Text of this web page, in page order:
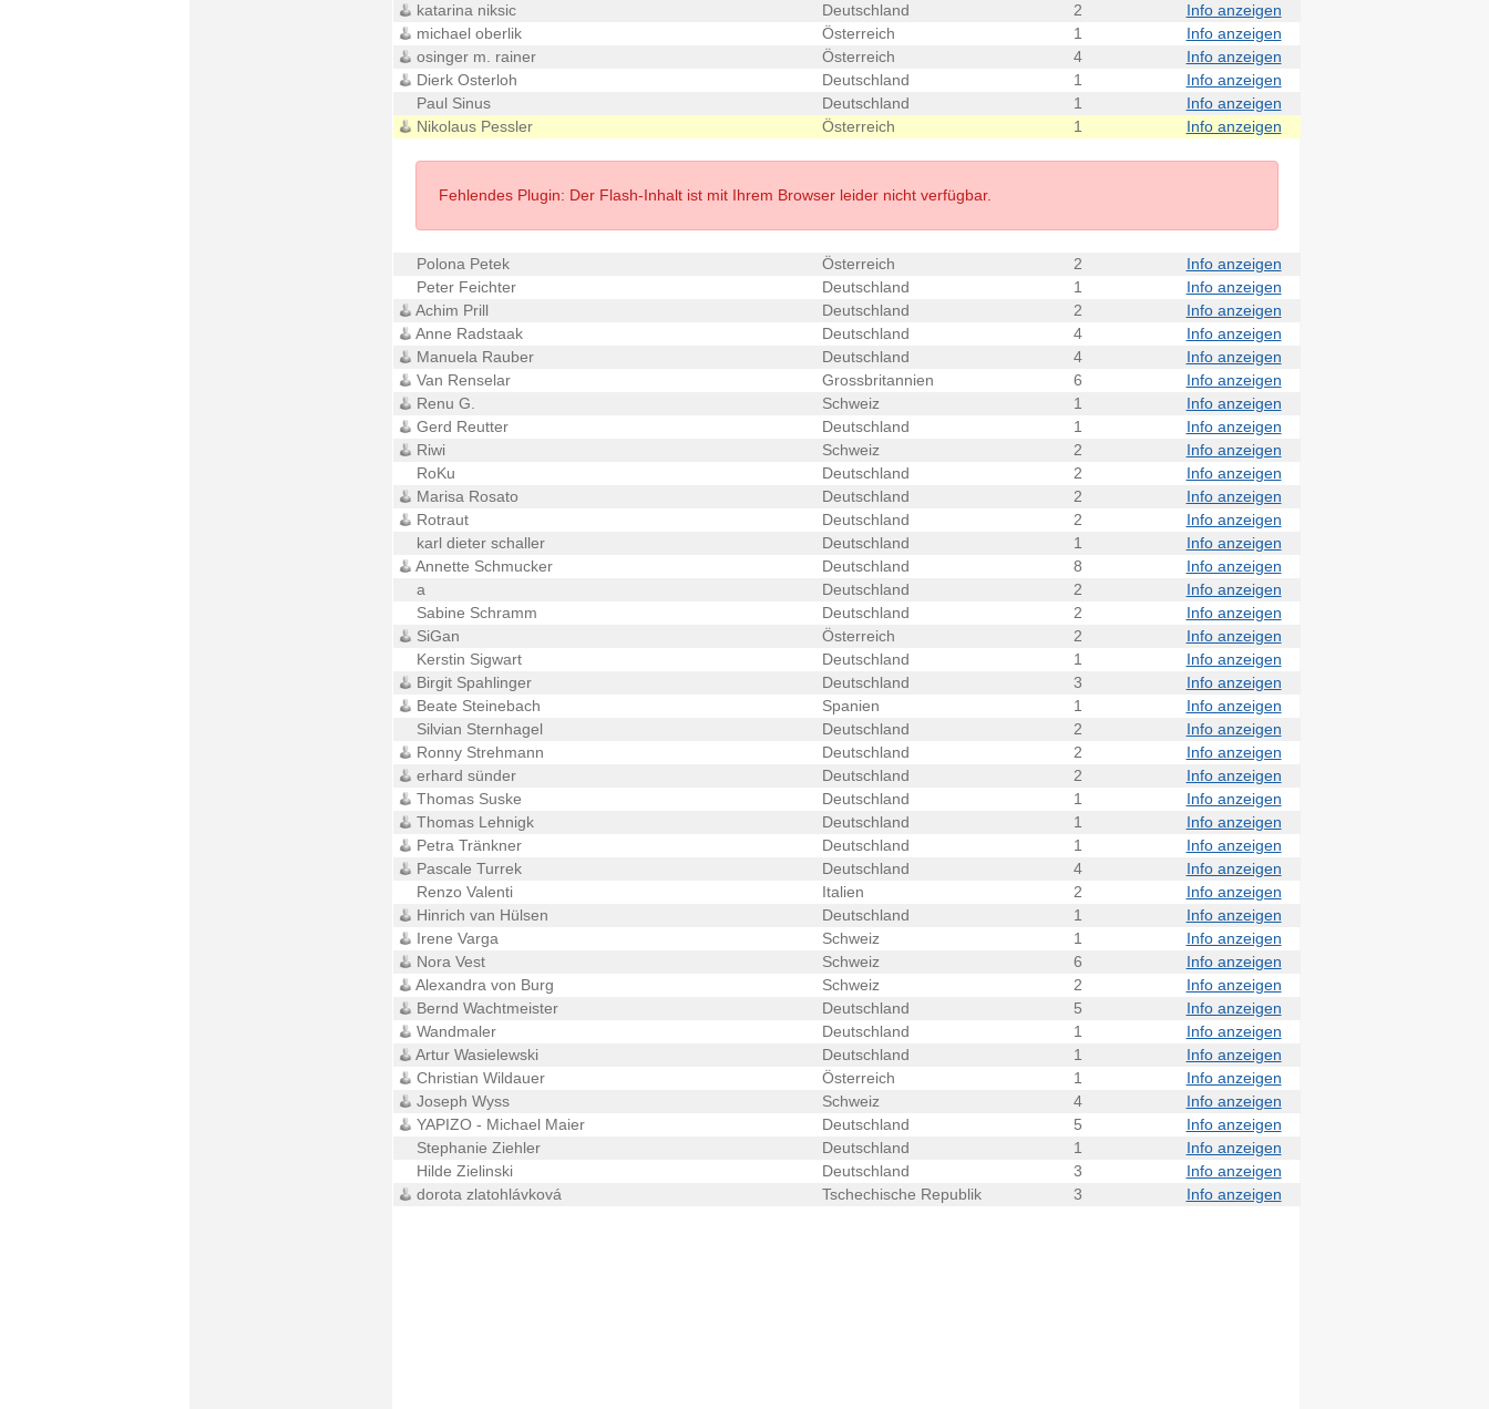
katarina niksic
Deutschland 2
Info anzeigen
michael oberlik
Österreich 1
Info anzeigen
osinger m. rainer
Österreich 4
Info anzeigen
Dierk Osterloh
Deutschland 1
Info anzeigen
Paul Sinus
Deutschland 1
Info anzeigen
Nikolaus Pessler
Österreich 1 Info anzeigen
Fehlendes Plugin: Der Flash-Inhalt ist mit Ihrem Browser leider nicht verfügbar.
Polona Petek Österreich 2
Info anzeigen
Peter Feichter
Deutschland 1
Info anzeigen
Achim Prill
Deutschland 2
Info anzeigen
Anne Radstaak
Deutschland 4
Info anzeigen
Manuela Rauber
Deutschland 4
Info anzeigen
Van Renselar
Grossbritannien 6
Info anzeigen
Renu G.
Schweiz 1
Info anzeigen
Gerd Reutter
Deutschland 1
Info anzeigen
Riwi
Schweiz 2
Info anzeigen
RoKu
Deutschland 2
Info anzeigen
Marisa Rosato
Deutschland 2
Info anzeigen
Rotraut
Deutschland 2
Info anzeigen
karl dieter schaller
Deutschland 1
Info anzeigen
Annette Schmucker
Deutschland 8
Info anzeigen
a
Deutschland 2
Info anzeigen
Sabine Schramm
Deutschland 2
Info anzeigen
SiGan
Österreich 2
Info anzeigen
Kerstin Sigwart
Deutschland 1
Info anzeigen
Birgit Spahlinger
Deutschland 3
Info anzeigen
Beate Steinebach
Spanien 1
Info anzeigen
Silvian Sternhagel
Deutschland 2
Info anzeigen
Ronny Strehmann
Deutschland 2
Info anzeigen
erhard sünder
Deutschland 2
Info anzeigen
Thomas Suske
Deutschland 1
Info anzeigen
Thomas Lehnigk
Deutschland 1
Info anzeigen
Petra Tränkner
Deutschland 1
Info anzeigen
Pascale Turrek
Deutschland 4
Info anzeigen
Renzo Valenti
Italien 2
Info anzeigen
Hinrich van Hülsen
Deutschland 1
Info anzeigen
Irene Varga
Schweiz 1
Info anzeigen
Nora Vest
Schweiz 6
Info anzeigen
Alexandra von Burg
Schweiz 2
Info anzeigen
Bernd Wachtmeister
Deutschland 5
Info anzeigen
Wandmaler
Deutschland 1
Info anzeigen
Artur Wasielewski
Deutschland 1
Info anzeigen
Christian Wildauer
Österreich 1
Info anzeigen
Joseph Wyss
Schweiz 4
Info anzeigen
YAPIZO - Michael Maier
Deutschland 5
Info anzeigen
Stephanie Ziehler
Deutschland 1
Info anzeigen
Hilde Zielinski
Deutschland 3
Info anzeigen
dorota zlatohlávková
Tschechische Republik 3 Info anzeigen